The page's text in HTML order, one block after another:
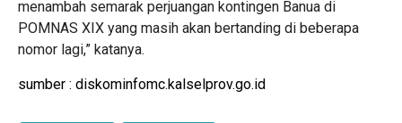
menambah semarak perjuangan kontingen Banua di
POMNAS XIX yang masih akan bertanding di beberapa
nomor lagi,” katanya.
sumber : diskominfomc.kalselprov.go.id